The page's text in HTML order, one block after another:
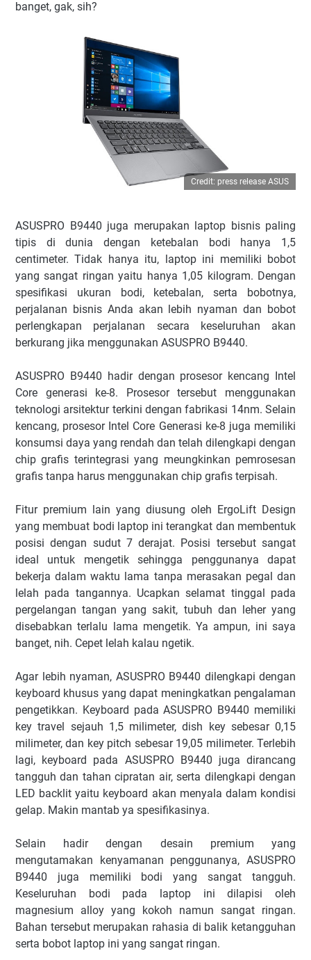
banget, gak, sih?
Credit: press release ASUS
ASUSPRO B9440 juga merupakan laptop bisnis paling
tipis di dunia dengan ketebalan bodi hanya 1,5
centimeter. Tidak hanya itu, laptop ini memiliki bobot
yang sangat ringan yaitu hanya 1,05 kilogram. Dengan
spesifikasi ukuran bodi, ketebalan, serta bobotnya,
perjalanan bisnis Anda akan lebih nyaman dan bobot
perlengkapan perjalanan secara keseluruhan akan
berkurang jika menggunakan ASUSPRO B9440.
ASUSPRO B9440 hadir dengan prosesor kencang Intel
Core generasi ke-8. Prosesor tersebut menggunakan
teknologi arsitektur terkini dengan fabrikasi 14nm. Selain
kencang, prosesor Intel Core Generasi ke-8 juga memiliki
konsumsi daya yang rendah dan telah dilengkapi dengan
chip grafis terintegrasi yang meungkinkan pemrosesan
grafis tanpa harus menggunakan chip grafis terpisah.
Fitur premium lain yang diusung oleh ErgoLift Design
yang membuat bodi laptop ini terangkat dan membentuk
posisi dengan sudut 7 derajat. Posisi tersebut sangat
ideal untuk mengetik sehingga penggunanya dapat
bekerja dalam waktu lama tanpa merasakan pegal dan
lelah pada tangannya. Ucapkan selamat tinggal pada
pergelangan tangan yang sakit, tubuh dan leher yang
disebabkan terlalu lama mengetik. Ya ampun, ini saya
banget, nih. Cepet lelah kalau ngetik.
Agar lebih nyaman, ASUSPRO B9440 dilengkapi dengan
keyboard khusus yang dapat meningkatkan pengalaman
pengetikkan. Keyboard pada ASUSPRO B9440 memiliki
key travel sejauh 1,5 milimeter, dish key sebesar 0,15
milimeter, dan key pitch sebesar 19,05 milimeter. Terlebih
lagi, keyboard pada ASUSPRO B9440 juga dirancang
tangguh dan tahan cipratan air, serta dilengkapi dengan
LED backlit yaitu keyboard akan menyala dalam kondisi
gelap. Makin mantab ya spesifikasinya.
Selain hadir dengan desain premium yang
mengutamakan kenyamanan penggunanya, ASUSPRO
B9440 juga memiliki bodi yang sangat tangguh.
Keseluruhan bodi pada laptop ini dilapisi oleh
magnesium alloy yang kokoh namun sangat ringan.
Bahan tersebut merupakan rahasia di balik ketangguhan
serta bobot laptop ini yang sangat ringan.